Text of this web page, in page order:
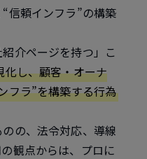
信頼インフラ”の構築
介ページを持つ」こ
化し、顧客・オーナ
フラ”を構築する行為
の、法令対応、導線
観点からは、プロに